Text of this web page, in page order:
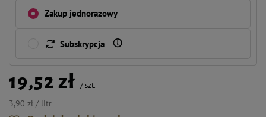
Zakup jednorazowy
Subskrypcja
19,52 zł /szt.
3,90 zł / litr